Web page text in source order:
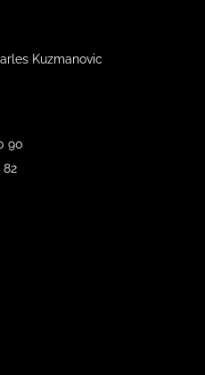
Kuzmanovic
90